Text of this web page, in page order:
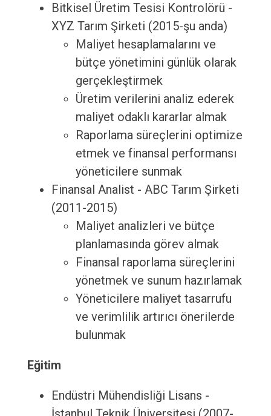
Bitkisel Üretim Tesisi Kontrolörü -
XYZ Tarım Şirketi (2015-şu anda)
Maliyet hesaplamalarını ve
bütçe yönetimini günlük olarak
gerçekleştirmek
Üretim verilerini analiz ederek
maliyet odaklı kararlar almak
Raporlama süreçlerini optimize
etmek ve finansal performansı
yöneticilere sunmak
Finansal Analist - ABC Tarım Şirketi
(2011-2015)
Maliyet analizleri ve bütçe
planlamasında görev almak
Finansal raporlama süreçlerini
yönetmek ve sunum hazırlamak
Yöneticilere maliyet tasarrufu
ve verimlilik artırıcı önerilerde
bulunmak
Eğitim
Endüstri Mühendisliği Lisans -